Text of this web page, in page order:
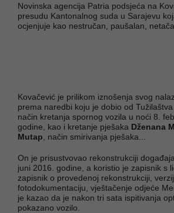
Novinska agencija Patria podsjeća na
presudu Kantonalnog suda u Sarajevu
ocjenjuje kao nestručan, paušalan,
Kovačević je prilikom iznošenja svog
prema naredbi koju je dobio od
način kretanja spornog vozila u noći 8.
godine, kao i kretanje pješaka Dženana
Mutap , način smirivanja pješaka...
On je prisustvovao rekonstrukciji
juni 2016. godine, a koristio je zapisnik s
zapisnik o provedenoj rekonstrukciji,
fotodokumentaciju, vještačenje odjeće
je kazao da je nakon tri sata ispitivanja
pokazano vozilo.